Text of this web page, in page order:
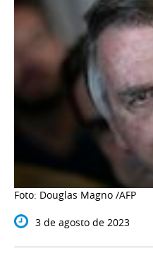
Foto: Douglas Magno /AFP
3 de agosto de 2023